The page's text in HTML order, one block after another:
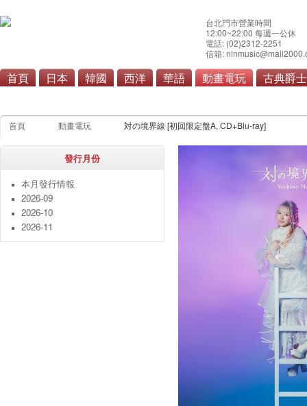
台北門市營業時間
12:00~22:00 每週一公休
電話: (02)2312-2251
信箱:
首頁 日本 韓國 西洋 華語 動畫電玩 古典爵士
首頁 動畫電玩 対の境界線 [初回限定盤A, CD+Blu-ray]
發行月份
本月發行情報
2026-09
2026-10
2026-11